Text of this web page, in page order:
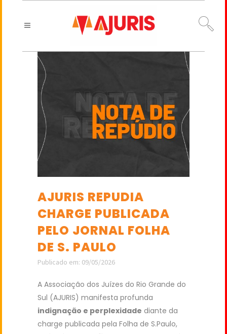
AJURIS REPUDIA
CHARGE PUBLICADA
PELO JORNAL FOLHA
DE S. PAULO
Publicado em: 09/05/2026
A Associação dos Juízes do Rio Grande do
Sul (AJURIS) manifesta profunda
indignação e perplexidade diante da
charge publicada pela Folha de S.Paulo,